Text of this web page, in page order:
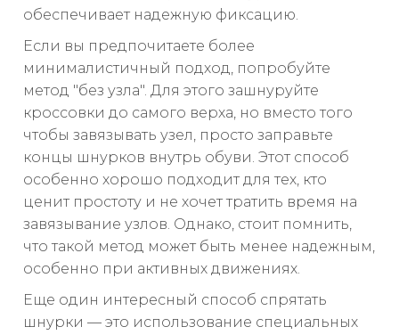
обеспечивает надежную фиксацию.
Если вы предпочитаете более
минималистичный подход, попробуйте
метод "без узла". Для этого зашнуруйте
кроссовки до самого верха, но вместо того
чтобы завязывать узел, просто заправьте
концы шнурков внутрь обуви. Этот способ
особенно хорошо подходит для тех, кто
ценит простоту и не хочет тратить время на
завязывание узлов. Однако, стоит помнить,
что такой метод может быть менее надежным,
особенно при активных движениях.
Еще один интересный способ спрятать
шнурки — это использование специальных